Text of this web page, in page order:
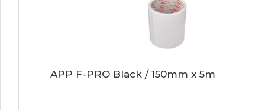
APP F-PRO Black / 150mm x 5m